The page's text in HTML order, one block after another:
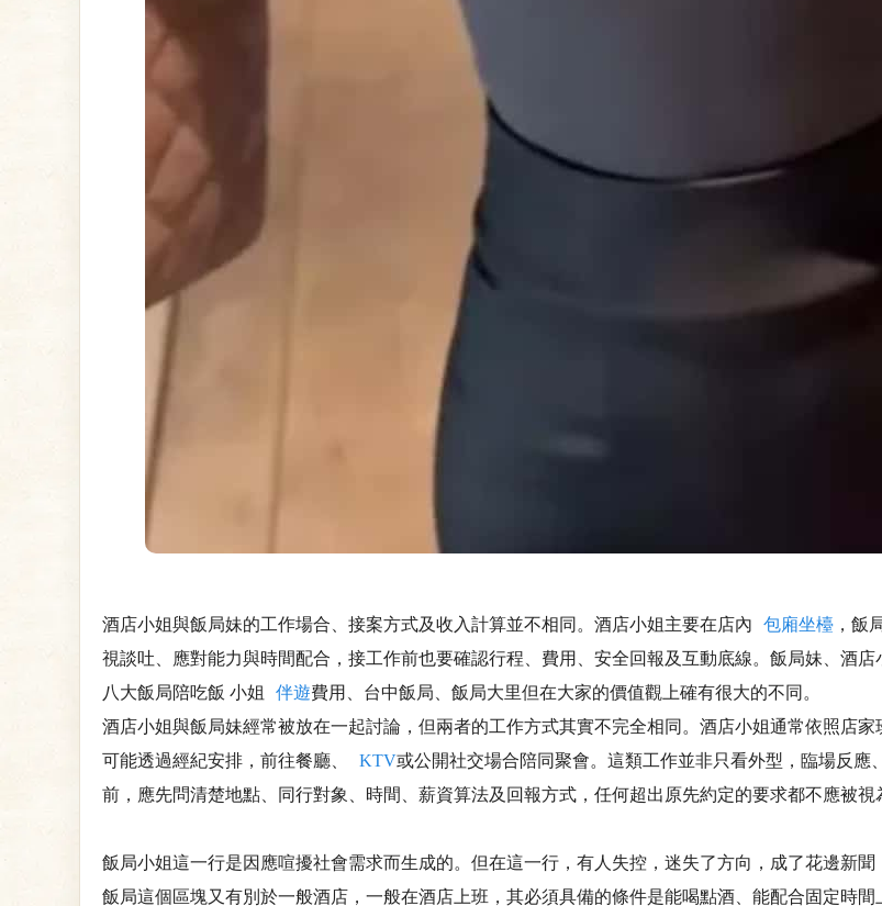
酒店小姐與飯局妹的工作場合、接案方式及收入計算並不相同。酒店小姐主要在店內 包廂坐檯 ，飯
視談吐、應對能力與時間配合，接工作前也要確認行程、費用、安全回報及互動底線。飯局妹、酒
八大飯局陪吃飯 小姐
伴遊費用、台中飯局、飯局大里但在大家的價值觀上確有很大的不同。
酒店小姐與飯局妹經常被放在一起討論，但兩者的工作方式其實不完全相同。酒店小姐通常依照店
可能透過經紀安排，前往餐廳、
KTV或公開社交場合陪同聚會。這類工作並非只看外型，臨場反
前，應先問清楚地點、同行對象、時間、薪資算法及回報方式，任何超出原先約定的要求都不應被視
飯局小姐這一行是因應喧擾社會需求而生成的。但在這一行，有人失控，迷失了方向，成了花邊新
飯局這個區塊又有別於一般酒店，一般在酒店上班，其必須具備的條件是能喝點酒、能配合固定時